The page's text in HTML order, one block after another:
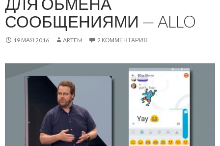
СООБЩЕНИЯМИ — ALLO
19 МАЯ 2016 ARTEM 2 КОММЕНТАРИЯ